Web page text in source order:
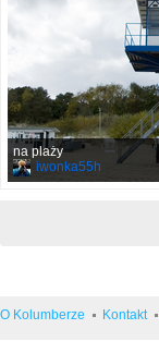
na plaży
iwonka55h
O Kolumberze Kontakt